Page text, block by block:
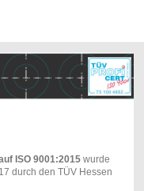
ISO 9001:2015wurde
durch den TÜV Hessen